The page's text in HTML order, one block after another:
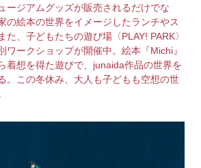
ージアムグッズが販売されるだけでな
の絵本の世界をイメージしたランチやス
た、子どもたちの遊び場〈PLAY! PARK〉
ワークショップが開催中。絵本『Michi』
着想を得た遊びで、junaida作品の世界を
。この冬休み、大人も子どもも空想の世